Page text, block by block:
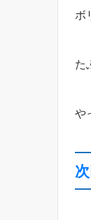
ボ
た
や